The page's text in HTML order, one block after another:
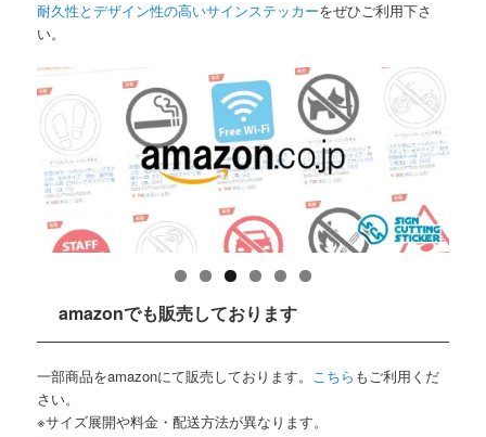
耐久性とデザイン性の高いサインステッカーをぜひご利用下さ
い。
amazonでも販売しております
一部商品をamazonにて販売しております。 こちら もご利用くだ
さい。
※サイズ展開や料金・配送方法が異なります。